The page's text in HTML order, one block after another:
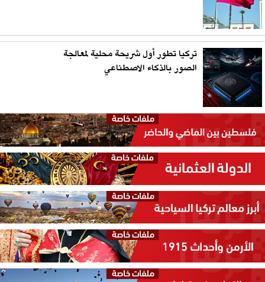
تركيا تطور أول شريحة محلية لمعالجة
الصور بالذكاء الاصطناعي